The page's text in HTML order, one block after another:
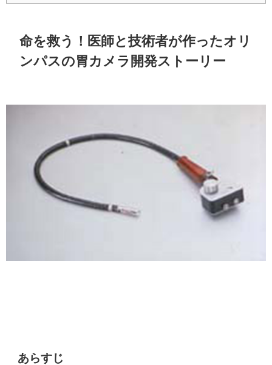
命を救う！医師と技術者が作ったオリ
ンパスの胃カメラ開発ストーリー
あらすじ